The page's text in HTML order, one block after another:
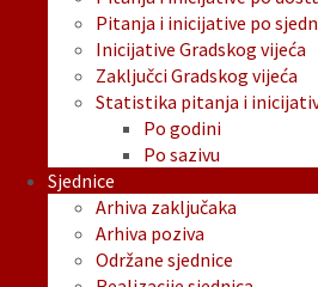
Pitanja i inicijative po
Inicijative Gradskog vijeća
Zaključci Gradskog vijeća
Statistika pitanja i
Po godini
Po sazivu
Sjednice
Arhiva zaključaka
Arhiva poziva
Održane sjednice